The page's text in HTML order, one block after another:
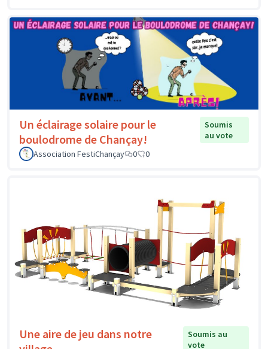
Un éclairage solaire pour le
boulodrome de Chançay!
Soumis
au vote
Association FestiChançay
0 0
Une aire de jeu dans notre
Soumis au
vote